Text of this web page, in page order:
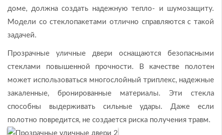
доме, должна создать надежную тепло- и шумозащиту.
Модели со стеклопакетами отлично справляются с такой
задачей.
Прозрачные уличные двери оснащаются безопасными
стеклами повышенной прочности. В качестве полотен
может использоваться многослойный триплекс, надежные
закаленные, бронированные материалы. Эти стекла
способны выдерживать сильные удары. Даже если
полотно повредится, не создается риска получения травм.